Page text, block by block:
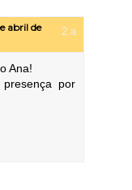
abril de
Ana!
por